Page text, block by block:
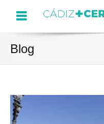
Menu
Blog